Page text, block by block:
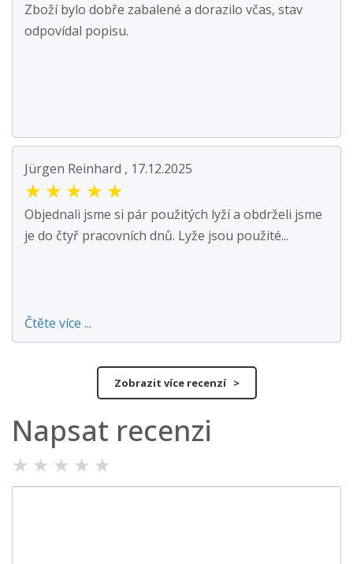
Zboží bylo dobře zabalené a dorazilo včas, stav
odpovídal popisu.
Jürgen Reinhard , 17.12.2025
★ ★ ★ ★ ★
Objednali jsme si pár použitých lyží a obdrželi jsme
je do čtyř pracovních dnů. Lyže jsou použité...
Čtěte více ...
Zobrazit více recenzí >
Napsat recenzi
★ ★ ★ ★ ★